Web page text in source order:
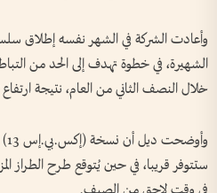
وأعادت الشركة في الشهر نفسه إطلاق
الشهيرة، في خطوة ‌تهدف إلى الحد من
خلال النصف الثاني من العام، نتيجة